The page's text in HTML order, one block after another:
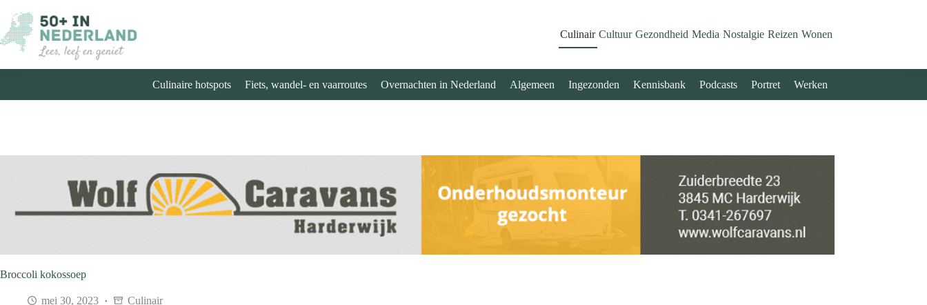
naar
de
inhoud
Culinair Cultuur Gezondheid Media Nostalgie Reizen Wonen
Culinaire hotspots Fiets, wandel- en vaarroutes Overnachten in Nederland Algemeen Ingezonden Kennisbank Podcasts Portret Werken
Broccoli kokossoep
mei 30, 2023 Culinair